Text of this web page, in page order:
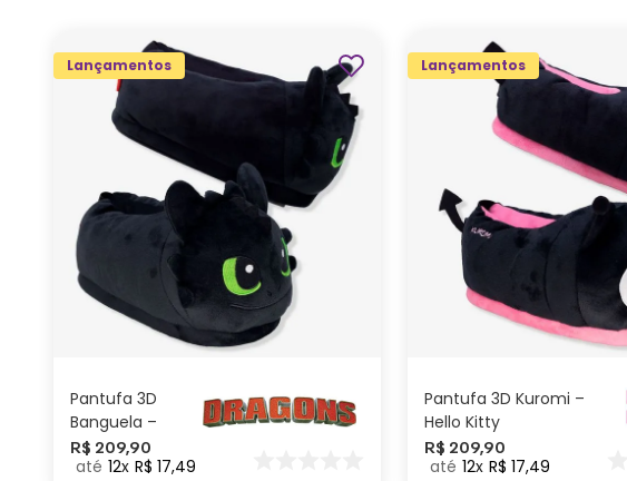
Lançamentos
Pantufa 3D
Banguela –
Como Treinar
seu Dragão
R$ 209,90
12 R$ 17,49
GG M P
CARRINHO
Lançamentos
Pantufa 3D Kuromi –
Hello Kitty
R$ 209,90
12 R$ 17,49
P
ADICIONAR AO
CARRINHO